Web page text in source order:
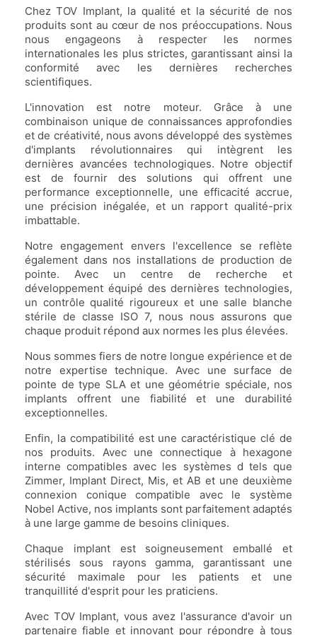
Chez TOV Implant, la qualité et la sécurité de nos
produits sont au cœur de nos préoccupations. Nous
nous engageons à respecter les normes
internationales les plus strictes, garantissant ainsi la
conformité avec les dernières recherches
scientifiques.
L'innovation est notre moteur. Grâce à une
combinaison unique de connaissances approfondies
et de créativité, nous avons développé des systèmes
d'implants révolutionnaires qui intègrent les
dernières avancées technologiques. Notre objectif
est de fournir des solutions qui offrent une
performance exceptionnelle, une efficacité accrue,
une précision inégalée, et un rapport qualité-prix
imbattable.
Notre engagement envers l'excellence se reflète
également dans nos installations de production de
pointe. Avec un centre de recherche et
développement équipé des dernières technologies,
un contrôle qualité rigoureux et une salle blanche
stérile de classe ISO 7, nous nous assurons que
chaque produit répond aux normes les plus élevées.
Nous sommes fiers de notre longue expérience et de
notre expertise technique. Avec une surface de
pointe de type SLA et une géométrie spéciale, nos
implants offrent une fiabilité et une durabilité
exceptionnelles.
Enfin, la compatibilité est une caractéristique clé de
nos produits. Avec une connectique à hexagone
interne compatibles avec les systèmes d tels que
Zimmer, Implant Direct, Mis, et AB et une deuxième
connexion conique compatible avec le système
Nobel Active, nos implants sont parfaitement adaptés
à une large gamme de besoins cliniques.
Chaque implant est soigneusement emballé et
stérilisés sous rayons gamma, garantissant une
sécurité maximale pour les patients et une
tranquillité d'esprit pour les praticiens.
Avec TOV Implant, vous avez l'assurance d'avoir un
partenaire fiable et innovant pour répondre à tous